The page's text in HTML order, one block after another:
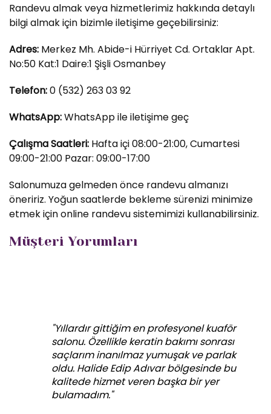
Randevu almak veya hizmetlerimiz hakkında detaylı
bilgi almak için bizimle iletişime geçebilirsiniz:
Adres: Merkez Mh. Abide-i Hürriyet Cd. Ortaklar Apt.
No:50 Kat:1 Daire:1 Şişli Osmanbey
Telefon:0 (532) 263 03 92
WhatsApp:WhatsApp ile iletişime geç
Çalışma Saatleri: Hafta içi 08:00-21:00, Cumartesi
09:00-21:00 Pazar: 09:00-17:00
Salonumuza gelmeden önce randevu almanızı
öneririz. Yoğun saatlerde bekleme sürenizi minimize
etmek için online randevu sistemimizi kullanabilirsiniz.
Müşteri Yorumları
"Yıllardır gittiğim en profesyonel kuaför
salonu. Özellikle keratin bakımı sonrası
saçlarım inanılmaz yumuşak ve parlak
oldu. Halide Edip Adıvar bölgesinde bu
kalitede hizmet veren başka bir yer
bulamadım."